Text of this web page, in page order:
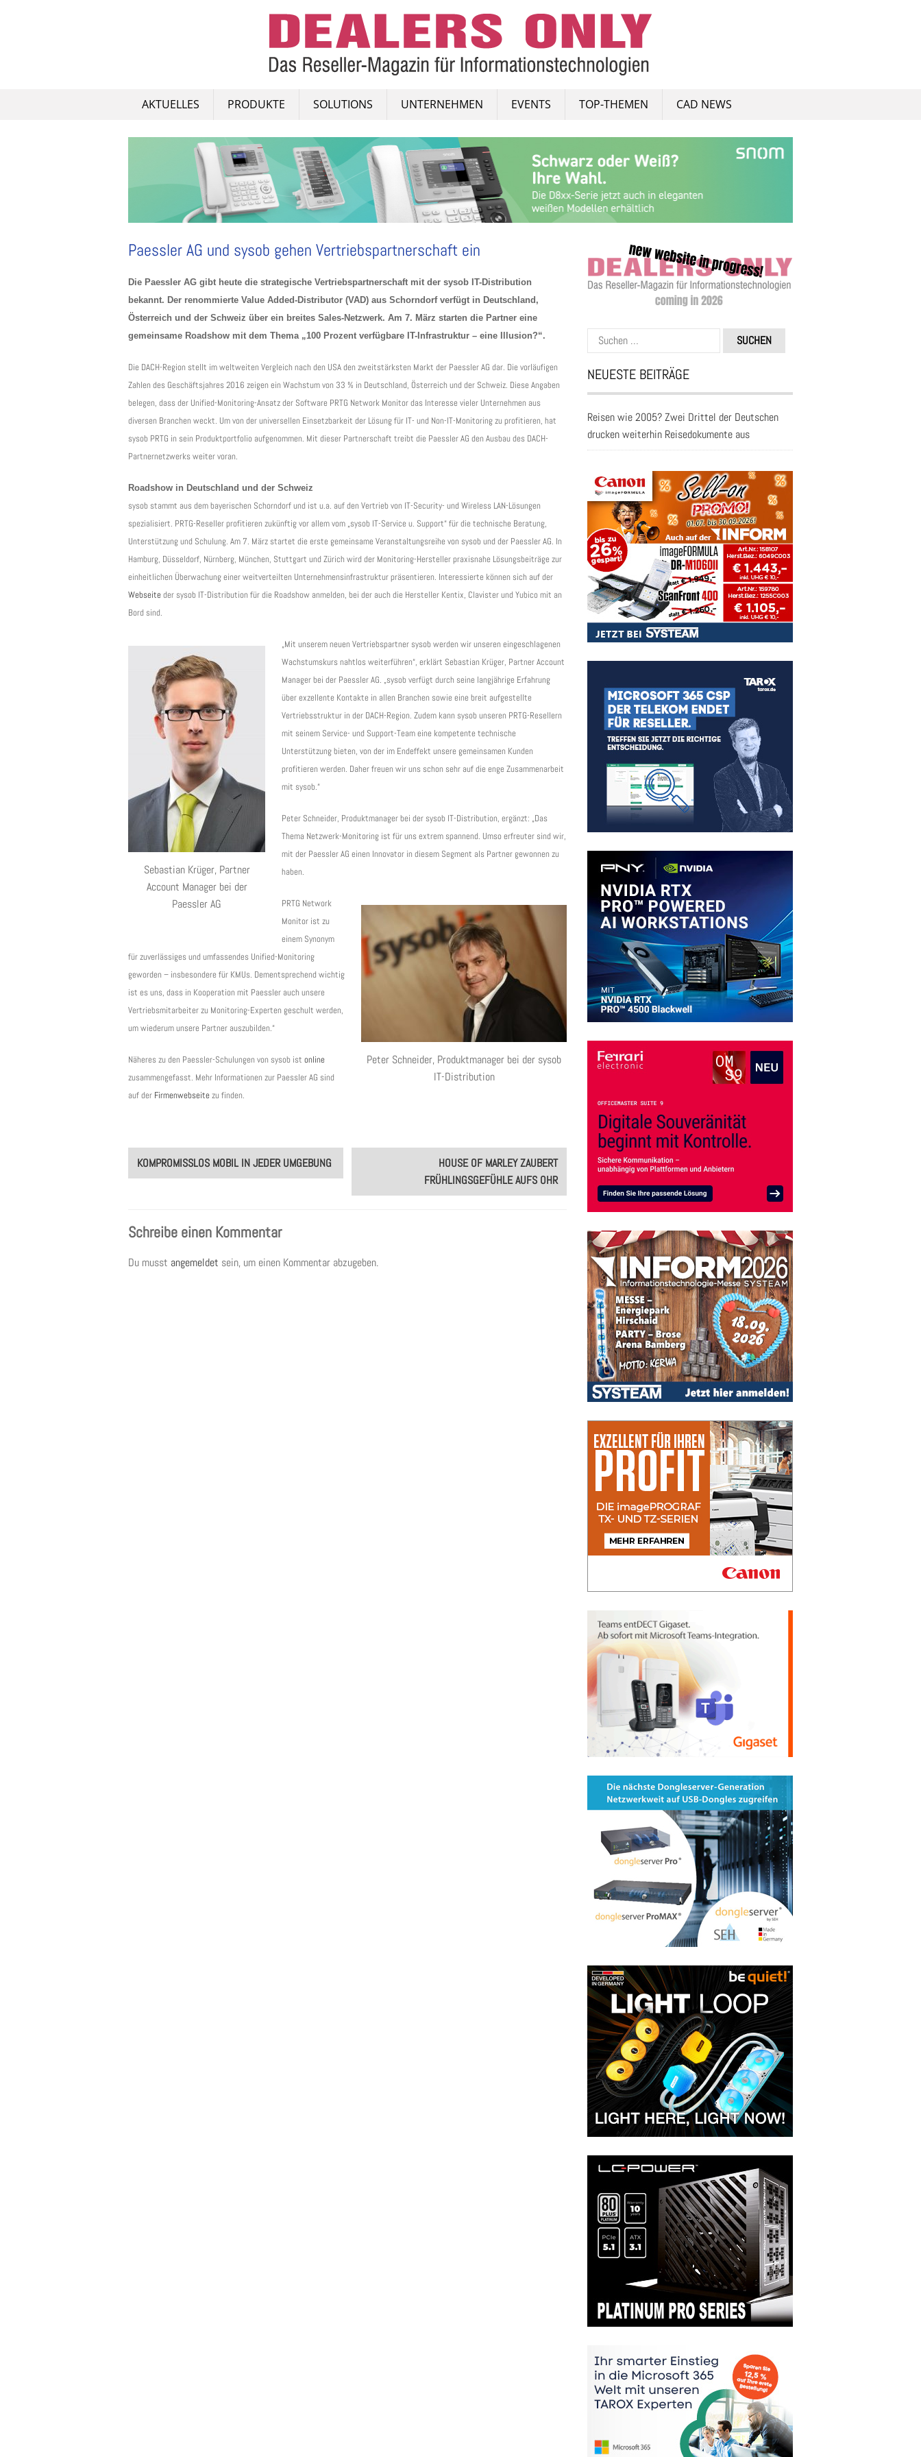
AKTUELLES PRODUKTE SOLUTIONS UNTERNEHMEN EVENTS TOP-THEMEN CAD NEWS
Paessler AG und sysob gehen Vertriebspartnerschaft ein
Die Paessler AG gibt heute die strategische Vertriebspartnerschaft mit der sysob IT-Distribution
bekannt. Der renommierte Value Added-Distributor (VAD) aus Schorndorf verfügt in Deutschland,
Österreich und der Schweiz über ein breites Sales-Netzwerk. Am 7. März starten die Partner eine
gemeinsame Roadshow mit dem Thema „100 Prozent verfügbare IT-Infrastruktur – eine Illusion?“.
Die DACH-Region stellt im weltweiten Vergleich nach den USA den zweitstärksten Markt der Paessler AG dar. Die vorläufigen
Zahlen des Geschäftsjahres 2016 zeigen ein Wachstum von 33 % in Deutschland, Österreich und der Schweiz. Diese Angaben
belegen, dass der Unified-Monitoring-Ansatz der Software PRTG Network Monitor das Interesse vieler Unternehmen aus
diversen Branchen weckt. Um von der universellen Einsetzbarkeit der Lösung für IT- und Non-IT-Monitoring zu profitieren, hat
sysob PRTG in sein Produktportfolio aufgenommen. Mit dieser Partnerschaft treibt die Paessler AG den Ausbau des DACH-
Partnernetzwerks weiter voran.
Roadshow in Deutschland und der Schweiz
sysob stammt aus dem bayerischen Schorndorf und ist u.a. auf den Vertrieb von IT-Security- und Wireless LAN-Lösungen
spezialisiert. PRTG-Reseller profitieren zukünftig vor allem vom „sysob IT-Service u. Support“ für die technische Beratung,
Unterstützung und Schulung. Am 7. März startet die erste gemeinsame Veranstaltungsreihe von sysob und der Paessler AG. In
Hamburg, Düsseldorf, Nürnberg, München, Stuttgart und Zürich wird der Monitoring-Hersteller praxisnahe Lösungsbeiträge zur
einheitlichen Überwachung einer weitverteilten Unternehmensinfrastruktur präsentieren. Interessierte können sich auf der
Webseiteder sysob IT-Distribution für die Roadshow anmelden, bei der auch die Hersteller Kentix, Clavister und Yubico mit an
Bord sind.
Sebastian Krüger, Partner
Account Manager bei der
Paessler AG
„Mit unserem neuen Vertriebspartner sysob werden wir unseren eingeschlagenen
Wachstumskurs nahtlos weiterführen“, erklärt Sebastian Krüger, Partner Account
Manager bei der Paessler AG. „sysob verfügt durch seine langjährige Erfahrung
über exzellente Kontakte in allen Branchen sowie eine breit aufgestellte
Vertriebsstruktur in der DACH-Region. Zudem kann sysob unseren PRTG-Resellern
mit seinem Service- und Support-Team eine kompetente technische
Unterstützung bieten, von der im Endeffekt unsere gemeinsamen Kunden
profitieren werden. Daher freuen wir uns schon sehr auf die enge Zusammenarbeit
mit sysob.“
Peter Schneider, Produktmanager bei der sysob IT-Distribution, ergänzt: „Das
Thema Netzwerk-Monitoring ist für uns extrem spannend. Umso erfreuter sind wir,
mit der Paessler AG einen Innovator in diesem Segment als Partner gewonnen zu
haben.
Peter Schneider, Produktmanager bei der sysob
IT-Distribution
PRTG Network
Monitor ist zu
einem Synonym
für zuverlässiges und umfassendes Unified-Monitoring
geworden – insbesondere für KMUs. Dementsprechend wichtig
ist es uns, dass in Kooperation mit Paessler auch unsere
Vertriebsmitarbeiter zu Monitoring-Experten geschult werden,
um wiederum unsere Partner auszubilden.“
Näheres zu den Paessler-Schulungen von sysob ist online
zusammengefasst. Mehr Informationen zur Paessler AG sind
auf der Firmenwebseitezu finden.
Post
navigation
KOMPROMISSLOS MOBIL IN JEDER UMGEBUNG
HOUSE OF MARLEY ZAUBERT
FRÜHLINGSGEFÜHLE AUFS OHR
Schreibe einen Kommentar
Du musst angemeldet sein, um einen Kommentar abzugeben.
Suchen
nach:
NEUESTE BEITRÄGE
Reisen wie 2005? Zwei Drittel der Deutschen
drucken weiterhin Reisedokumente aus